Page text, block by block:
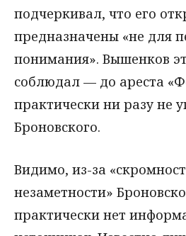
подчеркивал, что его
предназначены «не для
понимания». Вышенков
соблюдал — до ареста
практически ни разу не
Броновского.
Видимо, из-за
незаметности»
практически нет